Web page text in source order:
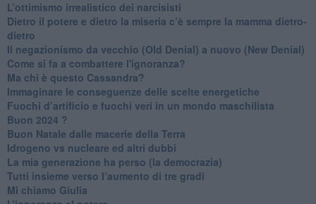
​L’ottimismo irrealistico dei narcisisti
​Dietro il potere e dietro la miseria c’è sempre la mamma dietro-
dietro
Il negazionismo da vecchio (Old Denial) a nuovo (New Denial)
Come si fa a combattere l'ignoranza?
Ma chi è questo Cassandra?
Immaginare le conseguenze delle scelte energetiche
​Fuochi d’artificio e fuochi veri in un mondo maschilista
Buon 2024 ?
​Buon Natale dalle macerie della Terra
​Idrogeno vs nucleare ed altri dubbi
​La mia generazione ha perso (la democrazia)
​Tutti insieme verso l’aumento di tre gradi
Mi chiamo Giulia